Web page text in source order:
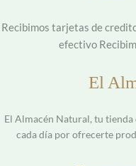
Recibimos tarjetas de
efectivo
El
El Almacén Natural, tu tienda
cada día por ofrecerte